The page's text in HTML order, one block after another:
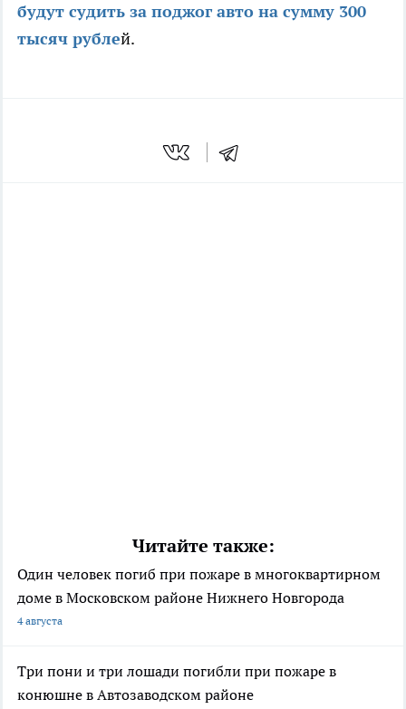
будут судить за поджог авто на сумму 300
тысяч рублей.
Читайте также:
Один человек погиб при пожаре в многоквартирном
доме в Московском районе Нижнего Новгорода
4 августа
Три пони и три лошади погибли при пожаре в
конюшне в Автозаводском районе